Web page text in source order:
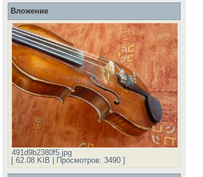
Вложение
491d9b2380f5.jpg
[ 62.08 KIB | Просмотров: 3490 ]